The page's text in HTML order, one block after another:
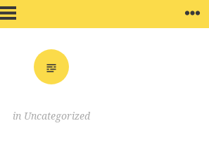
PRIMARY
MENU
in Uncategorized